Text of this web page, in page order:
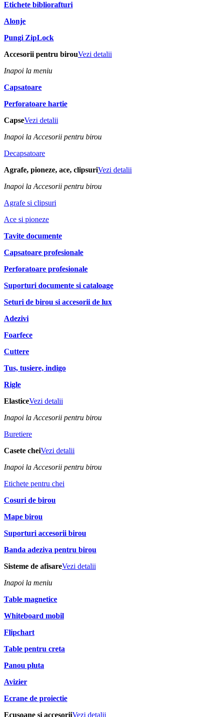
Etichete bibliorafturi
Alonje
Pungi ZipLock
Accesorii pentru birouVezi detalii
Inapoi la meniu
Capsatoare
Perforatoare hartie
CapseVezi detalii
Inapoi la Accesorii pentru birou
Decapsatoare
Agrafe, pioneze, ace, clipsuriVezi detalii
Inapoi la Accesorii pentru birou
Agrafe si clipsuri
Ace si pioneze
Tavite documente
Capsatoare profesionale
Perforatoare profesionale
Suporturi documente si cataloage
Seturi de birou si accesorii de lux
Adezivi
Foarfece
Cuttere
Tus, tusiere, indigo
Rigle
ElasticeVezi detalii
Inapoi la Accesorii pentru birou
Buretiere
Casete cheiVezi detalii
Inapoi la Accesorii pentru birou
Etichete pentru chei
Cosuri de birou
Mape birou
Suporturi accesorii birou
Banda adeziva pentru birou
Sisteme de afisareVezi detalii
Inapoi la meniu
Table magnetice
Whiteboard mobil
Flipchart
Table pentru creta
Panou pluta
Avizier
Ecrane de proiectie
Ecusoane si accesoriiVezi detalii